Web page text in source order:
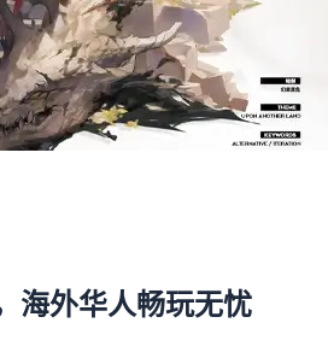
海外华人畅玩无忧